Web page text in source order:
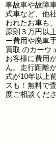
事故車や故障
式車など、他
われたお車も、
原則３万円以
ー費用や廃車
買取 のカーウ
お客様に費用
ん。走行距離
式が10年以上
スも！無料で
度ご相談くださ